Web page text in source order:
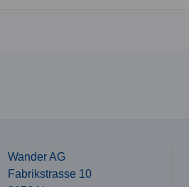
Wander AG
Fabrikstrasse 10